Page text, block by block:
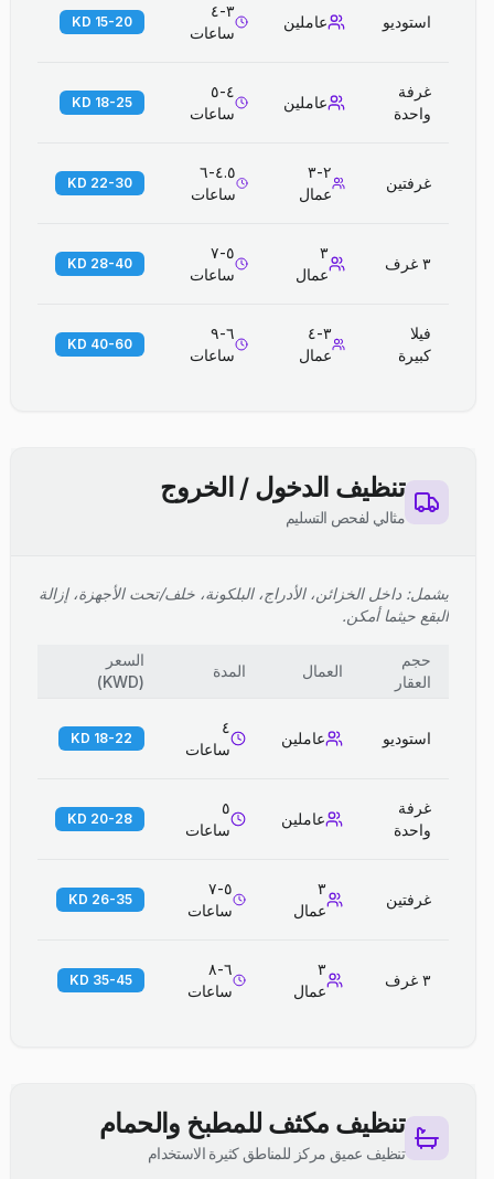
استوديو عاملين
٣-٤
ساعات
15-20 KD
غرفة
واحدة
عاملين
٤-٥
ساعات
18-25 KD
غرفتين
٢-٣
عمال
٤.٥-٦
ساعات
22-30 KD
٣ غرف
٣
عمال
٥-٧
ساعات
28-40 KD
فيلا
كبيرة
٣-٤
عمال
٦-٩
ساعات
40-60 KD
تنظيف الدخول / الخروج
مثالي لفحص التسليم
يشمل: داخل الخزائن، الأدراج، البلكونة، خلف/تحت الأجهزة، إزالة
البقع حيثما أمكن.
حجم
العقار
العمال المدة
السعر
(
KWD
)
استوديو عاملين
٤
ساعات
18-22 KD
غرفة
واحدة
عاملين
٥
ساعات
20-28 KD
غرفتين
٣
عمال
٥-٧
ساعات
26-35 KD
٣ غرف
٣
عمال
٦-٨
ساعات
35-45 KD
تنظيف مكثف للمطبخ والحمام
تنظيف عميق مركز للمناطق كثيرة الاستخدام